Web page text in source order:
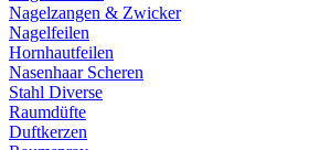
Nagelzangen & Zwicker
Nagelfeilen
Hornhautfeilen
Nasenhaar Scheren
Stahl Diverse
Raumdüfte
Duftkerzen